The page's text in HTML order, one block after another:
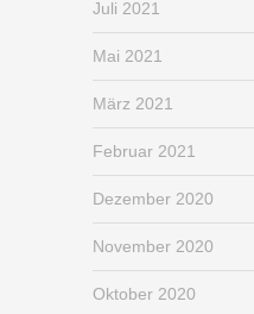
Juli 2021
Mai 2021
März 2021
Februar 2021
Dezember 2020
November 2020
Oktober 2020